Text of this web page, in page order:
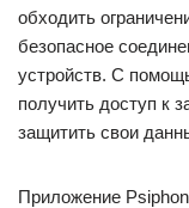
обходить
безопасное
устройств. С
получить доступ к
защитить свои
Приложение